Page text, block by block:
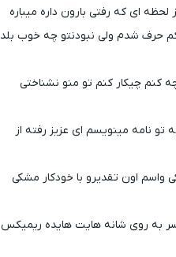
لحظه ای که رفتی بارون داره میباره
حرف شدم ولی نبودنتو چه خوب بلد
کنم چیکار کنم تو منو نشناختی
تو نامه مینویسم ای عزیز رفته از
واسم اون تقدیرو با خودکار مشکی
به روی شانه هایت هایده ریمیکس